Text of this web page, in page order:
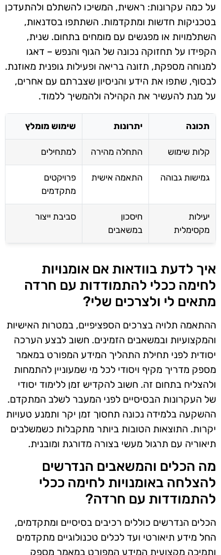
על כמה עקרונות: ראשית, המשיכו להשתלם ולהתעדכן
בטכניקות חדשות ומתקדמות. השתתפו בסדנאות,
השתלמויות או מפגשים עם מומחים בתחום. שנית,
הקפידו על תחזוקה נכונה של הגוף והנפש – דאגו
למנוחה מספקת, תזונה בריאה ופעילות גופנית מאוזנת.
לבסוף, שתפו את הידע והניסיון שצברתם עם אחרים,
על מנת להעשיר את הקהילה ולהמשיך ללמוד.
תכונה יתרונות שימוש מומלץ
קלות שימוש התחלה מהירה למתחילים
גמישות גבוהה התאמה אישית
פרויקטים
מתקדמים
יעילות
מקסימלית
חיסכון
במשאבים
סביבת ייצור
איך לדעת בוודאות אם אומנויות
לחימה ככלי להתמודדות עם חרדה
מתאים לי ולצרכים שלי?
ההתאמה תלויה בצרכים הספציפיים, במטרות האישיות
והמקצועיות ובמשאבים הזמינים. חשוב לבצע הערכה
יסודית לפני תחילת התהליך המידע המפורט במאמר
מספק מדריך מקיף ויסודי לכל מי שמעוניין להתמחות
ולהצליח בתחום זה. חשוב להקדיש זמן ללימוד יסודי
של העקרונות הבסיסיים לפני המעבר לשלב המתקדם.
ההשקעה בלמידה נכונה תחסוך זמן יקר ותמנע טעויות
יקרות. התוצאות הטובות ביותר מתקבלות כשמשלבים
תיאוריה עם תרגול מעשי בצורה מדורגת ומובנית.
מה הכלים והמשאבים הנדרשים
להצלחה באומנויות לחימה ככלי
להתמודדות עם חרדה?
הכלים הנדרשים כוללים רכיבים בסיסיים ומתקדמים,
החל מידע תיאורטי ועד לכלים טכנולוגיים מתקדמים
ותמיכה מקצועית המידע המפורט במאמר מספק